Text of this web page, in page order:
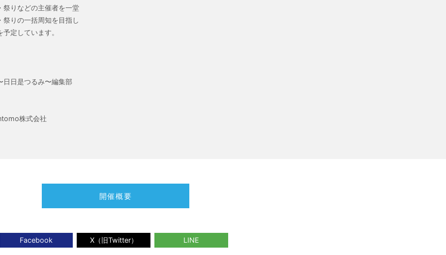
祭りなどの主催者を一堂
りの一括周知を目指し
定しています。
日日是つるみ〜編集部
株式会社